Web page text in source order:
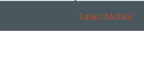
Talixo Mobile